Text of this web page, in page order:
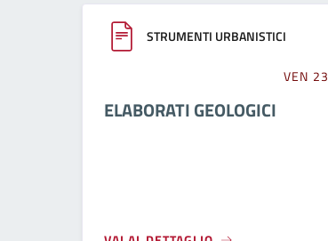
STRUMENTI URBANISTICI
VEN
ELABORATI GEOLOGICI